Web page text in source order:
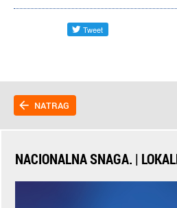
NATRAG
NACIONALNA SNAGA. |